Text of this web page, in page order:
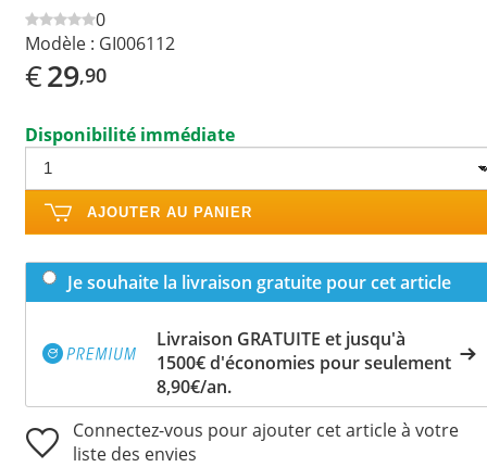
0
Modèle : GI006112
€29,90
Disponibilité immédiate
AJOUTER AU PANIER
Je souhaite la livraison gratuite pour cet article
Livraison GRATUITE et jusqu'à
1500€ d'économies pour seulement
8,90€/an.
Connectez-vous pour ajouter cet article à votre
liste des envies